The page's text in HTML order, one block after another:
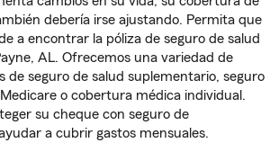
debería irse ajustando. Permita que
a encontrar la póliza de seguro de salud
AL. Ofrecemos una variedad de
de seguro de salud suplementario, seguro
o cobertura médica individual.
su cheque con seguro de
a cubrir gastos mensuales.